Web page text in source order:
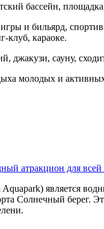
бассейн,
и бильярд,
клуб, караоке.
джакузи, сауну,
молодых и
является
Солнечный берег.